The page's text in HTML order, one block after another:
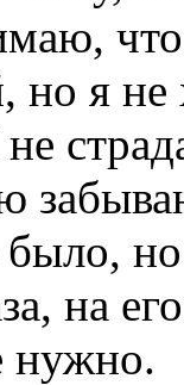
но я
но
на
нужно.